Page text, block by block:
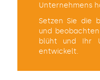
Unternehmens
Setzen Sie die
und
blüht und Ihr
entwickelt.